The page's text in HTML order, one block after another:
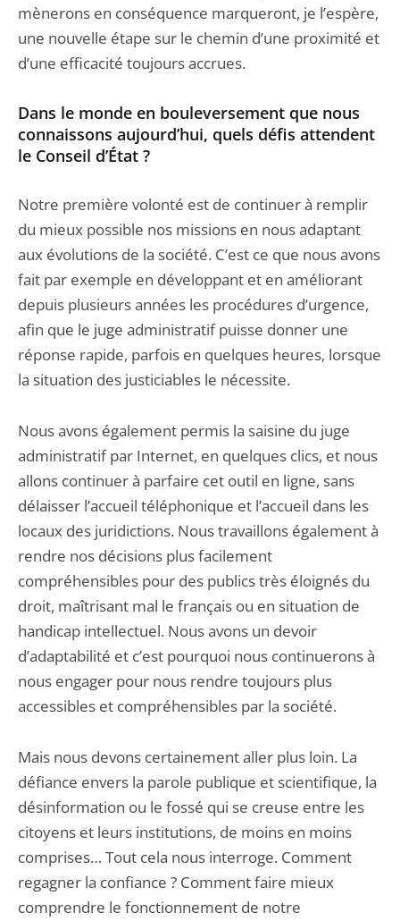
mènerons en conséquence marqueront, je l’espère,
une nouvelle étape sur le chemin d’une proximité et
d’une efficacité toujours accrues.
Dans le monde en bouleversement que nous
connaissons aujourd’hui, quels défis attendent
le Conseil d’État ?
Notre première volonté est de continuer à remplir
du mieux possible nos missions en nous adaptant
aux évolutions de la société. C’est ce que nous avons
fait par exemple en développant et en améliorant
depuis plusieurs années les procédures d’urgence,
afin que le juge administratif puisse donner une
réponse rapide, parfois en quelques heures, lorsque
la situation des justiciables le nécessite.
Nous avons également permis la saisine du juge
administratif par Internet, en quelques clics, et nous
allons continuer à parfaire cet outil en ligne, sans
délaisser l’accueil téléphonique et l’accueil dans les
locaux des juridictions. Nous travaillons également à
rendre nos décisions plus facilement
compréhensibles pour des publics très éloignés du
droit, maîtrisant mal le français ou en situation de
handicap intellectuel. Nous avons un devoir
d’adaptabilité et c’est pourquoi nous continuerons à
nous engager pour nous rendre toujours plus
accessibles et compréhensibles par la société.
Mais nous devons certainement aller plus loin. La
défiance envers la parole publique et scientifique, la
désinformation ou le fossé qui se creuse entre les
citoyens et leurs institutions, de moins en moins
comprises… Tout cela nous interroge. Comment
regagner la confiance ? Comment faire mieux
comprendre le fonctionnement de notre